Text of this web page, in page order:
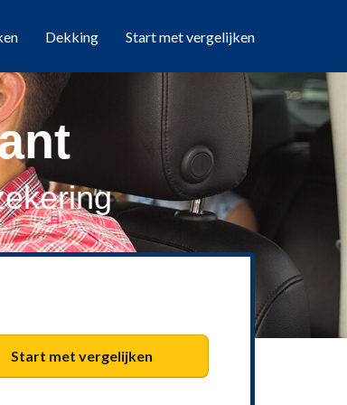
Dekking Start met vergelijken
Start met vergelijken